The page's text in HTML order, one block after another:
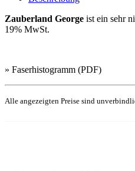
Zauberland George ist ein sehr
19% MwSt.
» Faserhistogramm (PDF)
Alle angezeigten Preise sind